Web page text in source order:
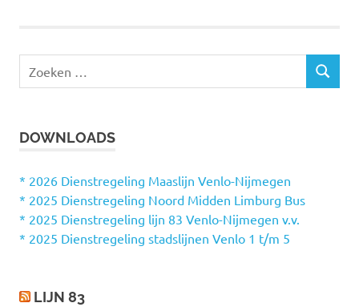
e
n
a
a
r
Z
DOWNLOADS
* 2026 Dienstregeling Maaslijn Venlo-Nijmegen
* 2025 Dienstregeling Noord Midden Limburg Bus
* 2025 Dienstregeling lijn 83 Venlo-Nijmegen v.v.
* 2025 Dienstregeling stadslijnen Venlo 1 t/m 5
LIJN 83